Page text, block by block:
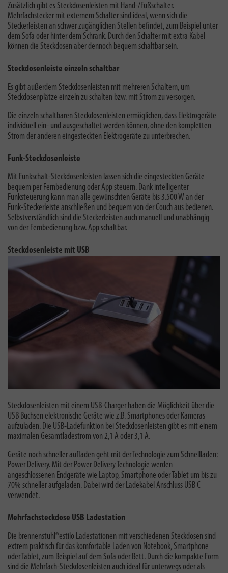
Zusätzlich gibt es Steckdosenleisten mit Hand-/Fußschalter.
Mehrfachstecker mit externem Schalter sind ideal, wenn sich die
Steckerleisten an schwer zugänglichen Stellen befindet, zum Beispiel unter
dem Sofa oder hinter dem Schrank. Durch den Schalter mit extra Kabel
können die Steckdosen aber dennoch bequem schaltbar sein.
Steckdosenleiste einzeln schaltbar
Es gibt außerdem Steckdosenleisten mit mehreren Schaltern, um
Steckdosenplätze einzeln zu schalten bzw. mit Strom zu versorgen.
Die einzeln schaltbaren Steckdosenleisten ermöglichen, dass Elektrogeräte
individuell ein- und ausgeschaltet werden können, ohne den kompletten
Strom der anderen eingesteckten Elektrogeräte zu unterbrechen.
Funk-Steckdosenleiste
Mit Funkschalt-Steckdosenleisten lassen sich die eingesteckten Geräte
bequem per Fernbedienung oder App steuern. Dank intelligenter
Funksteuerung kann man alle gewünschten Geräte bis 3.500 W an der
Funk-Steckerleiste anschließen und bequem von der Couch aus bedienen.
Selbstverständlich sind die Steckerleisten auch manuell und unabhängig
von der Fernbedienung bzw. App schaltbar.
Steckdosenleiste mit USB
Steckdosenleisten mit einem USB-Charger haben die Möglichkeit über die
USB Buchsen elektronische Geräte wie z.B. Smartphones oder Kameras
aufzuladen. Die USB-Ladefunktion bei Steckdosenleisten gibt es mit einem
maximalen Gesamtladestrom von 2,1 A oder 3,1 A.
Geräte noch schneller aufladen geht mit der Technologie zum Schnellladen:
Power Delivery. Mit der Power Delivery Technologie werden
angeschlossenen Endgeräte wie Laptop, Smartphone oder Tablet um bis zu
70% schneller aufgeladen. Dabei wird der Ladekabel Anschluss USB C
verwendet.
Mehrfachsteckdose USB Ladestation
Die brennenstuhl®estilo Ladestationen mit verschiedenen Steckdosen sind
extrem praktisch für das komfortable Laden von Notebook, Smartphone
oder Tablet, zum Beispiel auf dem Sofa oder Bett. Durch die kompakte Form
sind die Mehrfach-Steckdosenleisten auch ideal für unterwegs oder als